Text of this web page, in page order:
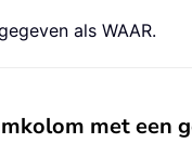
als WAAR.
met een